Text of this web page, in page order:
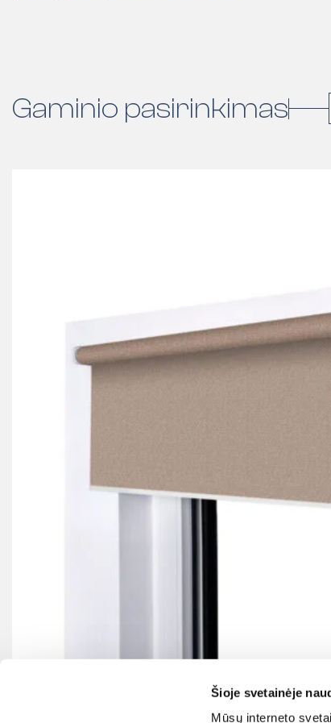
Šioje svetainėje
Mūsų interneto
Gaminio pasirinkimas